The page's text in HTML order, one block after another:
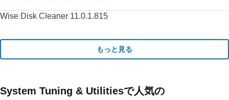
Wise Disk Cleaner 11.0.1.815
もっと見る
System Tuning & Utilitiesで人気の